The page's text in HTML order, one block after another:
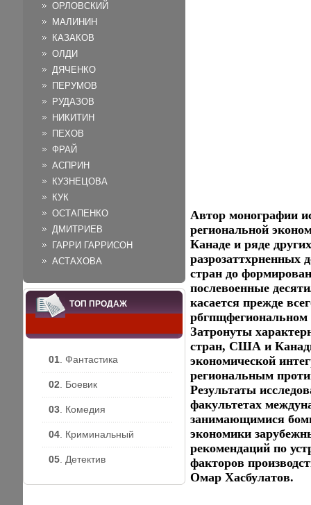
ОРЛОВСКИЙ
МАЛИНИН
КАЗАКОВ
ОЛДИ
ДЯЧЕНКО
ПЕРУМОВ
РУДАЗОВ
НИКИТИН
ПЕХОВ
ФРАЙ
АСПРИН
КУЗНЕЦОВА
КУК
ОСТАПЕНКО
ДМИТРИЕВ
ГАРРИ ГАРРИСОН
АСТАХОВА
ТОП ПРОДАЖ
01 . Фантастика
02 . Боевик
03 . Комедия
04 . Криминальный
05 . Детектив
Автор монографии
региональной
Канаде и ряде
разрозаттхрненных
стран до
послевоенные
касается прежде
Затронуты
стран, США и
экономической
региональным
Результаты
факультетах
занимающимися
экономики
рекомендаций по
факторов
Омар Хасбулатов.